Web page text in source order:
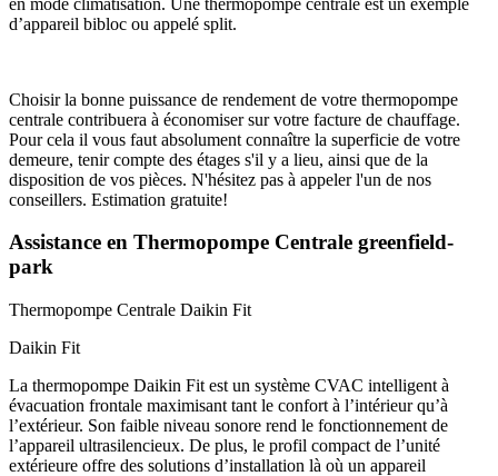
d’appareil bibloc ou appelé split.
Choisir la bonne puissance de rendement de votre thermopompe
centrale contribuera à économiser sur votre facture de chauffage.
Pour cela il vous faut absolument connaître la superficie de votre
demeure, tenir compte des étages s'il y a lieu, ainsi que de la
disposition de vos pièces. N'hésitez pas à appeler l'un de nos
conseillers. Estimation gratuite!
Assistance en Thermopompe Centrale greenfield-
park
Thermopompe Centrale Daikin Fit
Daikin Fit
La thermopompe Daikin Fit est un système CVAC intelligent à
évacuation frontale maximisant tant le confort à l’intérieur qu’à
l’extérieur. Son faible niveau sonore rend le fonctionnement de
l’appareil ultrasilencieux. De plus, le profil compact de l’unité
extérieure offre des solutions d’installation là où un appareil